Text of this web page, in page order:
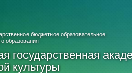
бюджетное образовательное
образования
государственная
культуры